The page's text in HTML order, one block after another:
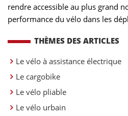
rendre accessible au plus grand
performance du vélo dans les
THÈMES DES ARTICLES
Le vélo à assistance électrique
Le cargobike
Le vélo pliable
Le vélo urbain